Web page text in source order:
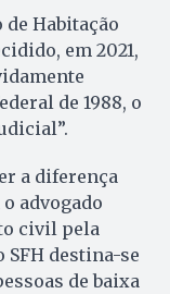
Habitação
em 2021,
de 1988, o
a diferença
advogado
civil pela
SFH destina-se
de baixa